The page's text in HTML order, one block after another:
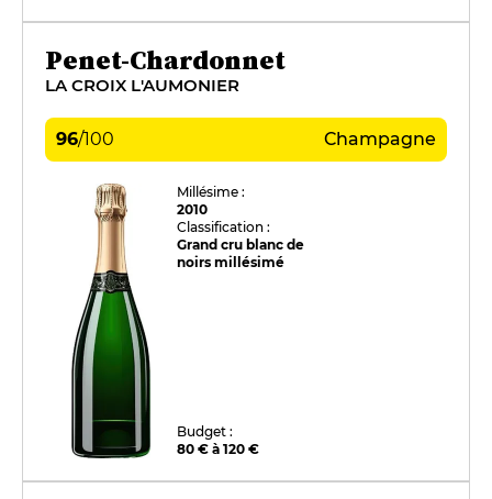
Penet-Chardonnet
LA CROIX L'AUMONIER
96/100 Champagne
Millésime :
2010
Classification :
Grand cru blanc de
noirs millésimé
Budget :
80 € à 120 €